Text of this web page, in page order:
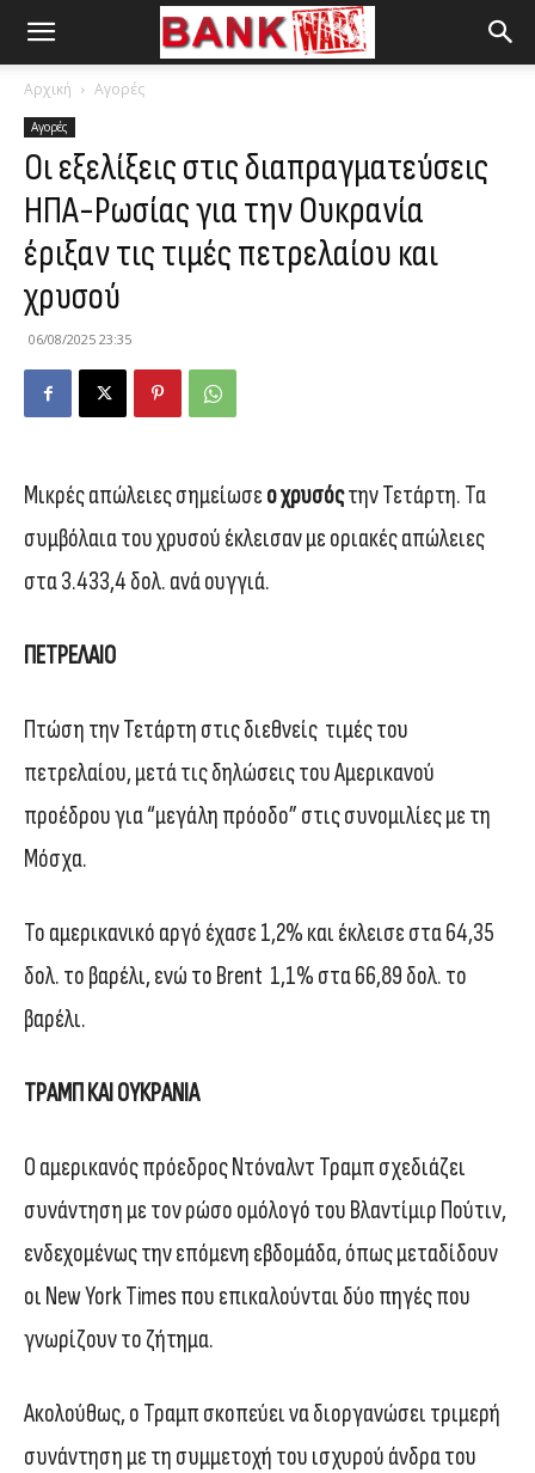
Αρχική Αγορές
Αγορές
Οι εξελίξεις στις διαπραγματεύσεις
ΗΠΑ-Ρωσίας για την Ουκρανία
έριξαν τις τιμές πετρελαίου και
χρυσού
06/08/2025 23:35
Μικρές απώλειες σημείωσε ο χρυσόςτην Τετάρτη. Τα
συμβόλαια του χρυσού έκλεισαν με οριακές απώλειες
στα 3.433,4 δολ. ανά ουγγιά.
ΠΕΤΡΕΛΑΙΟ
Πτώση την Τετάρτη στις διεθνείς τιμές του
πετρελαίου, μετά τις δηλώσεις του Αμερικανού
προέδρου για “μεγάλη πρόοδο” στις συνομιλίες με τη
Μόσχα.
Το αμερικανικό αργό έχασε 1,2% και έκλεισε στα 64,35
δολ. το βαρέλι, ενώ το Brent 1,1% στα 66,89 δολ. το
βαρέλι.
ΤΡΑΜΠ ΚΑΙ ΟΥΚΡΑΝΙΑ
Ο αμερικανός πρόεδρος Ντόναλντ Τραμπ σχεδιάζει
συνάντηση με τον ρώσο ομόλογό του Βλαντίμιρ Πούτιν,
ενδεχομένως την επόμενη εβδομάδα, όπως μεταδίδουν
οι New York Times που επικαλούνται δύο πηγές που
γνωρίζουν το ζήτημα.
Ακολούθως, ο Τραμπ σκοπεύει να διοργανώσει τριμερή
συνάντηση με τη συμμετοχή του ισχυρού άνδρα του